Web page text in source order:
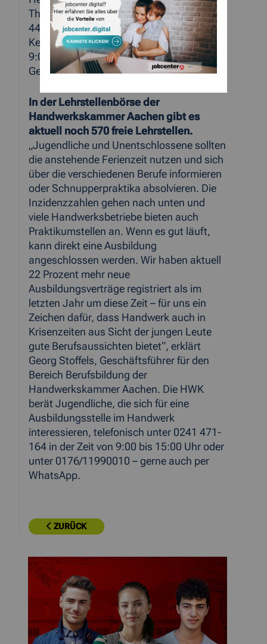
Thema Berufswahl unter der Hotline 0241
4460-0. Die Experten Michael Arth und
Kerstin Faßbender stehen in der Zeit von
9:00 bis 15:00 Uhr für telefonische
Gespräche zur Verfügung.
In der Lehrstellenbörse der
Handwerkskammer Aachen gibt es
aktuell noch 570 freie Lehrstellen.
„Jugendliche und Unentschlossene sollten
die anstehende Ferienzeit nutzen und sich
über die verschiedenen Berufe informieren
oder Schnupperpraktika absolvieren. Die
Inzidenzzahlen gehen nach unten und
viele Handwerksbetriebe bieten auch
Praktikumstellen an. Wenn es gut läuft,
kann direkt eine Ausbildung
angeschlossen werden. Wir haben aktuell
22 Prozent mehr neue
Ausbildungsverträge registriert als im
letzten Jahr um diese Zeit – für uns ein
Zeichen dafür, dass Handwerk auch in
Krisenzeiten aus Sicht der jungen Leute
gute Berufsaussichten bietet“, erklärt
Georg Stoffels, Geschäftsführer für den
Bereich Berufsbildung der
Handwerkskammer Aachen. Die HWK
berät Jugendliche, die sich für eine
Ausbildungsstelle im Handwerk
interessieren, telefonisch unter 0241 471-
164 in der Zeit von 9:00 bis 15:00 Uhr oder
unter 0176/11990010 – gerne auch per
WhatsApp.
ZURÜCK